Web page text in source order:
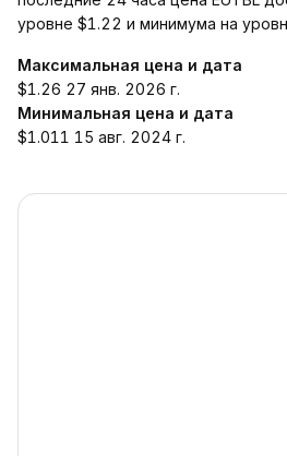
уровне $1.22 и минимума на
Максимальная цена и дата
$1.26 27 янв. 2026 г.
Минимальная цена и дата
$1.011 15 авг. 2024 г.